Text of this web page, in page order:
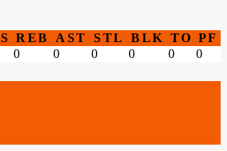
REB AST STL BLK TO PF
0 0 0 0 0 0